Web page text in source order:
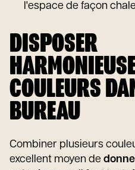
l'espace de façon
DISPOSER
COULEURS
BUREAU
Combiner plusieurs
excellent moyen de